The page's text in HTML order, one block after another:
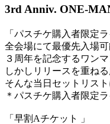
3rd Anniv. ONE-
「パスチケ購入者限定ラ
全会場にて最優先入場
３周年を記念するワン
しかしリリースを重ね
そんな当日セットリス
＊パスチケ購入者限定
「早割Aチケット 」